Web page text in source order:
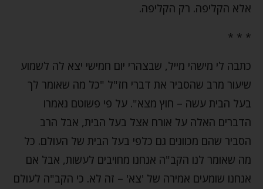
אלא הקליפה. רק הקליפה.
* * *
כתבה לי מישהי מייל, שבצהרי יום חמישי יצא לה לשמוע
שיעור מרב שהסביר את דברי חז"ל "כל מה שאומר לך
בעל הבית עשה – חוץ מצא". על פי פשוטם נאמרו
הדברים האלה על אורח אצל בעל הבית, אבל הרב
הסביר שהם מכוונים גם כלפי בעל הבית של העולם. כל
מה שאומר לנו הקב"ה אנחנו מחויבים לעשות, אבל אם
אנחנו שומעים אמירה של 'צא' – זה לא. כי הקב"ה לעולם